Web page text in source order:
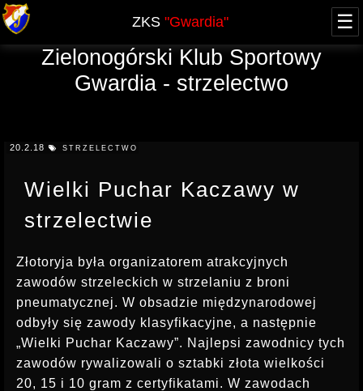
ZKS"Gwardia" ☰
JUBILEUSZ 60-lecia
XXV FOOM 2019
ARCHIWUM
PRZYSTĄPIENIE
REGULAMIN
POZWOLENIE NA BROŃ
KOMUNIKATY
KURSY
TERMINY KURSÓW, UPRAWNIENIA
KWALIFIKOWANY PRACOWNIK OCHRONY
DOSKONALĄCY PRACOWNIKA OCHRONY
KURS DETEKTYWA
PROWADZĄCY STRZELANIE
INSTRUKTOR STRZELECTWA
RODO
KONTAKT
Zielonogórski Klub Sportowy
Gwardia - strzelectwo
Wielki Puchar Kaczawy w
strzelectwie
20.2.18 STRZELECTWO
Złotoryja była organizatorem atrakcyjnych
zawodów strzeleckich w strzelaniu z broni
pneumatycznej. W obsadzie międzynarodowej
odbyły się zawody klasyfikacyjne, a następnie
„Wielki Puchar Kaczawy”. Najlepsi zawodnicy tych
zawodów rywalizowali o sztabki złota wielkości
20, 15 i 10 gram z certyfikatami. W zawodach